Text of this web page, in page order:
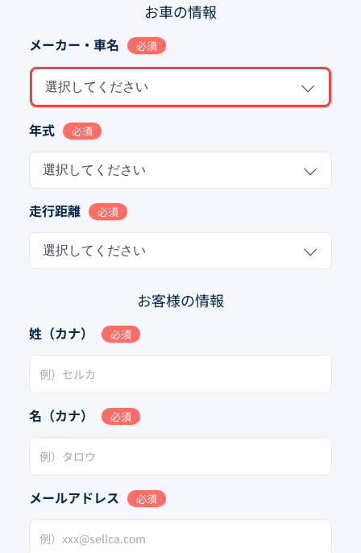
お車の情報
メーカー・車名 必須
選択してください
年式 必須
選択してください
走行距離 必須
選択してください
お客様の情報
姓（カナ） 必須
名（カナ） 必須
メールアドレス 必須